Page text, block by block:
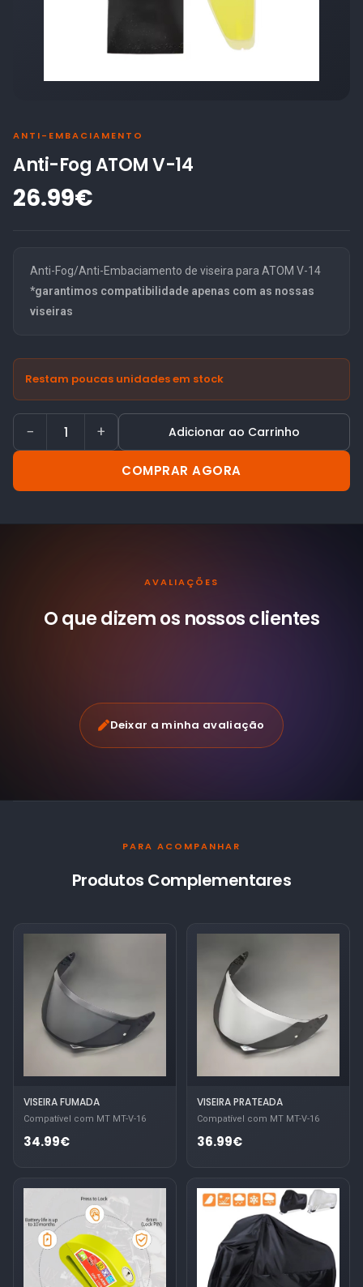
ANTI-EMBACIAMENTO
Anti-Fog ATOM V-14
26.99€
Anti-Fog/Anti-Embaciamento de viseira para ATOM V-14
*garantimos compatibilidade apenas com as nossas
viseiras
Restam poucas unidades em stock
− + Adicionar ao Carrinho
COMPRAR AGORA
AVALIAÇÕES
O que dizem os nossosclientes
Deixar a minha avaliação
PARA ACOMPANHAR
Produtos Complementares
VISEIRA FUMADA
Compatível com MT MT-V-16
34.99€
VISEIRA PRATEADA
Compatível com MT MT-V-16
36.99€